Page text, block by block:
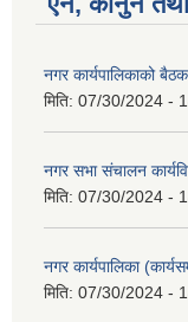
नगर कार्यपालिकाको
मिति: 07/30/2024 -
नगर सभा संचालन
मिति: 07/30/2024 -
नगर कार्यपालिका
मिति: 07/30/2024 -